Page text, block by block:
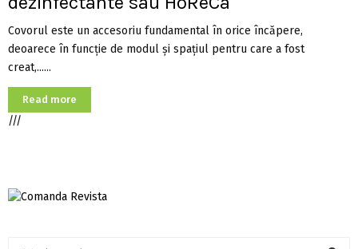
Covorul este un accesoriu fundamental în orice încăpere,
deoarece în funcție de modul și spațiul pentru care a fost
creat,......
Read more
///